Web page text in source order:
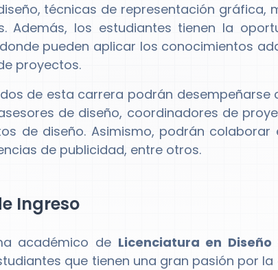
técnicas de representación gráfica,
Además, los estudiantes tienen la
pueden aplicar los conocimientos
proyectos.
de esta carrera podrán
de diseño, coordinadores de
de diseño. Asimismo, podrán
de publicidad, entre otros.
Ingreso
académico de Licenciatura en
que tienen una gran pasión por